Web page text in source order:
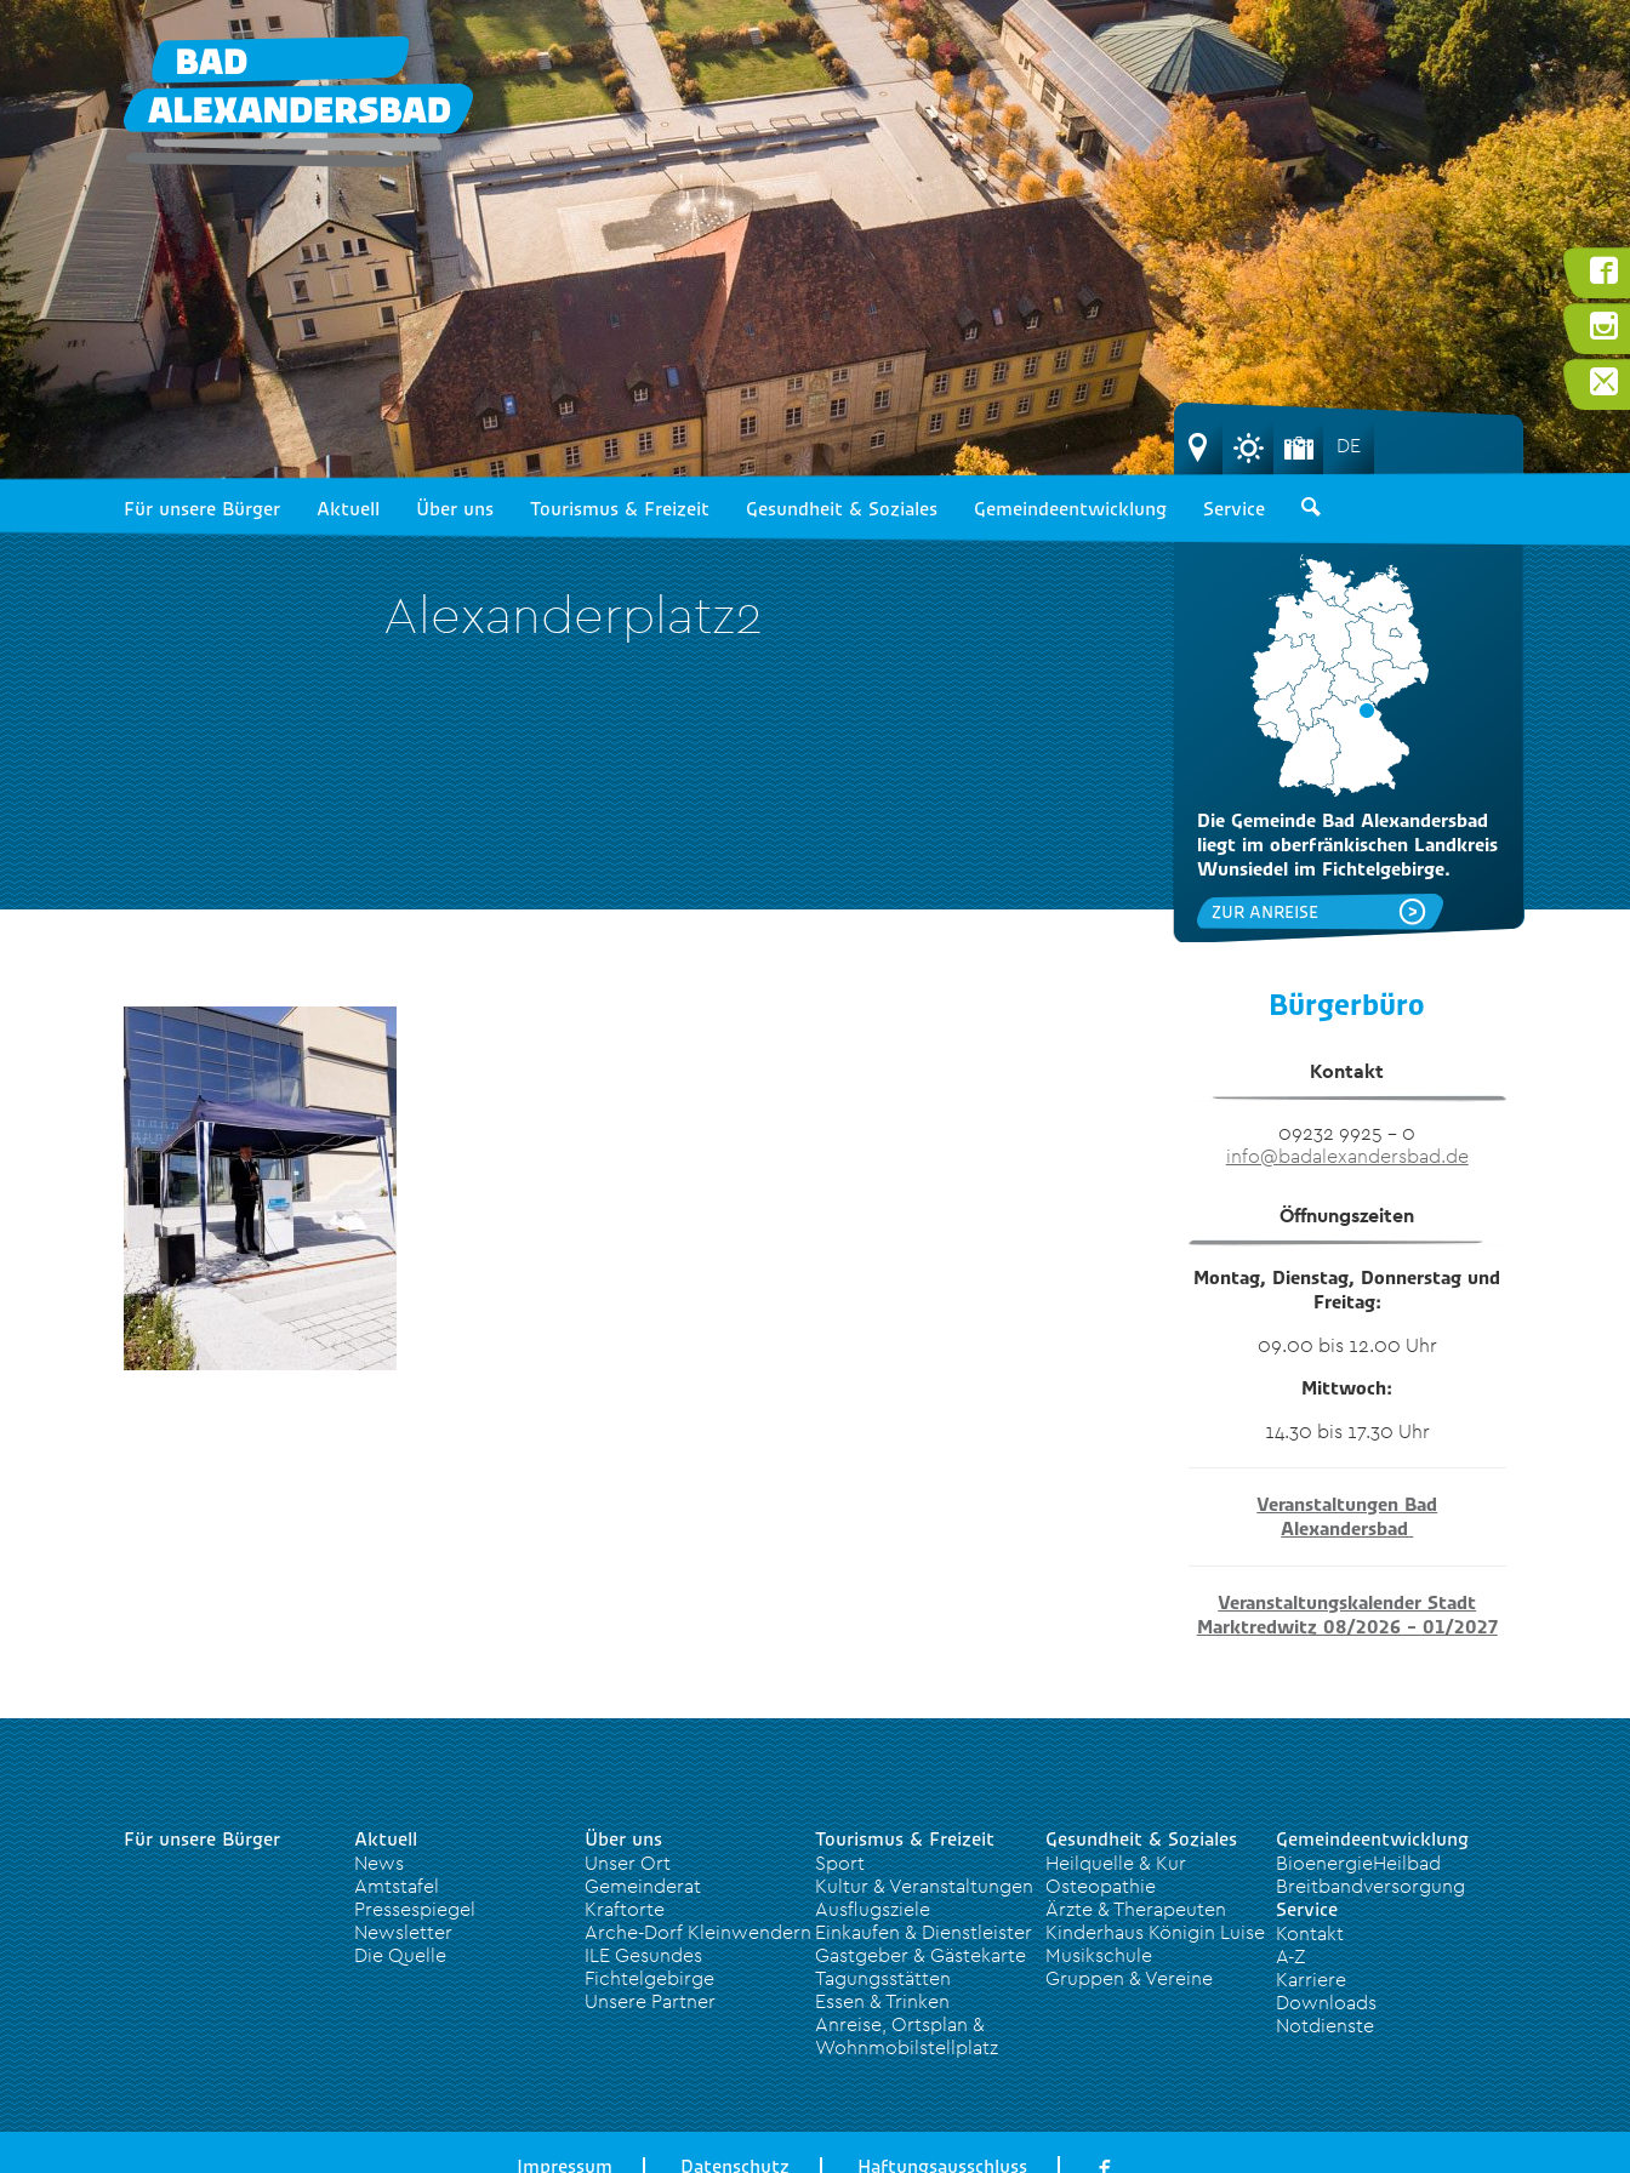
Für unsere Bürger Aktuell Über uns Tourismus & Freizeit Gesundheit & Soziales Gemeindeentwicklung Service
Alexanderplatz2
DE
Die Gemeinde Bad Alexandersbad
liegt im oberfränkischen Landkreis
Wunsiedel im Fichtelgebirge.
ZUR ANREISE
Bürgerbüro
Kontakt
09232 9925 – 0
info@badalexandersbad.de
Öffnungszeiten
Montag, Dienstag, Donnerstag und
Freitag:
09.00 bis 12.00 Uhr
Mittwoch:
14.30 bis 17.30 Uhr
Veranstaltungen Bad
Alexandersbad
Veranstaltungskalender Stadt
Marktredwitz 08/2026 – 01/2027
Für unsere Bürger
Aktuell
News
Amtstafel
Pressespiegel
Newsletter
Die Quelle
Über uns
Unser Ort
Gemeinderat
Kraftorte
Arche-Dorf Kleinwendern
ILE Gesundes
Fichtelgebirge
Unsere Partner
Tourismus & Freizeit
Sport
Kultur & Veranstaltungen
Ausflugsziele
Einkaufen & Dienstleister
Gastgeber & Gästekarte
Tagungsstätten
Essen & Trinken
Anreise, Ortsplan &
Wohnmobilstellplatz
Gesundheit & Soziales
Heilquelle & Kur
Osteopathie
Ärzte & Therapeuten
Kinderhaus Königin Luise
Musikschule
Gruppen & Vereine
Gemeindeentwicklung
BioenergieHeilbad
Breitbandversorgung
Service
Kontakt
A-Z
Karriere
Downloads
Notdienste
Impressum Datenschutz Haftungsausschluss